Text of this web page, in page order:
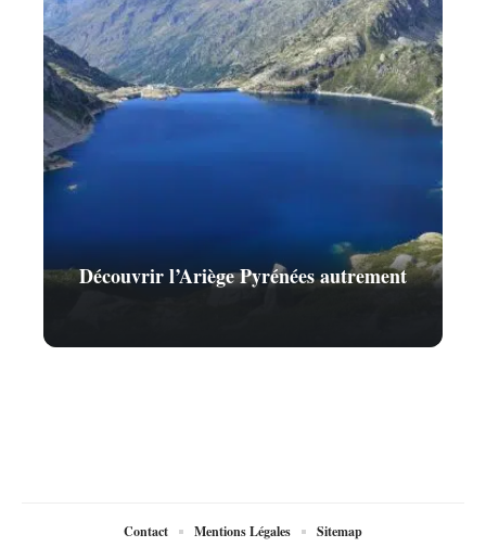
Découvrir l’Ariège Pyrénées autrement
Contact Mentions Légales Sitemap